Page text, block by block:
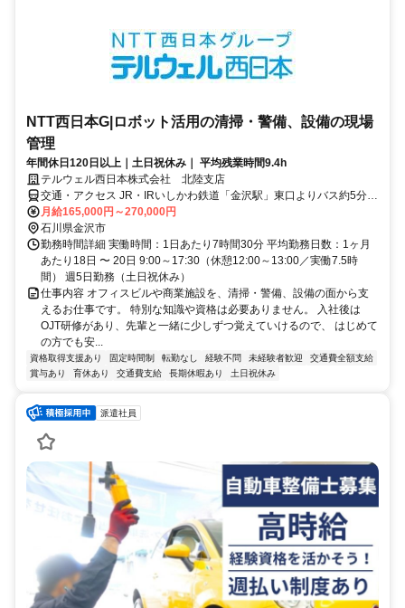
NTT西日本G|ロボット活用の清掃・警備、設備の現場
管理
年間休日120日以上｜土日祝休み｜ 平均残業時間9.4h
テルウェル西日本株式会社 北陸支店
交通・アクセス JR・IRいしかわ鉄道「金沢駅」東口よりバス約5分、
「武蔵ヶ辻」下車徒歩約5分 ・JR「金沢駅」より徒歩約17分
月給165,000円～270,000円
石川県金沢市
勤務時間詳細 実働時間：1日あたり7時間30分 平均勤務日数：1ヶ月
あたり18日 〜 20日 9:00～17:30（休憩12:00～13:00／実働7.5時
間） 週5日勤務（土日祝休み）
仕事内容 オフィスビルや商業施設を、清掃・警備、設備の面から支
えるお仕事です。 特別な知識や資格は必要ありません。 入社後は
OJT研修があり、先輩と一緒に少しずつ覚えていけるので、 はじめて
の方でも安...
資格取得支援あり 固定時間制 転勤なし 経験不問 未経験者歓迎
交通費全額支給
賞与あり
育休あり 交通費支給 長期休暇あり 土日祝休み
派遣社員